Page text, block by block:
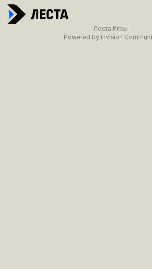
Леста Игры
Powered by Invision